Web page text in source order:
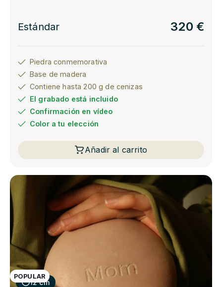
Estándar 320 €
Piedra conmemorativa
Base de madera
Contiene hasta 200 g de cenizas
El grabado está incluido
Confirmación en vídeo
Color a tu elección
Añadir al carrito
12 cm
POPULAR